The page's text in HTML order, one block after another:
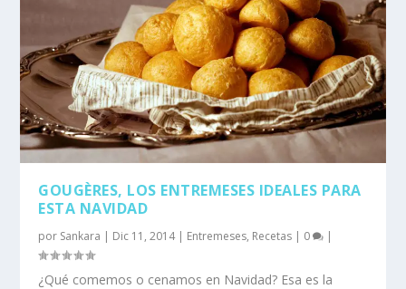
GOUGÈRES, LOS ENTREMESES IDEALES PARA
ESTA NAVIDAD
por Sankara | Dic 11, 2014| Entremeses, Recetas | 0 |
¿Qué comemos o cenamos en Navidad? Esa es la